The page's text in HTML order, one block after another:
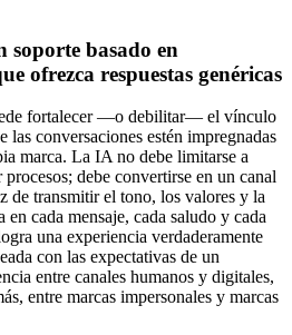
soporte basado en
ofrezca respuestas genéricas
fortalecer —o debilitar— el vínculo
las conversaciones estén impregnadas
marca. La IA no debe limitarse a
debe convertirse en un canal
de transmitir el tono, los valores y la
en cada mensaje, cada saludo y cada
una experiencia verdaderamente
con las expectativas de un
entre canales humanos y digitales,
entre marcas impersonales y marcas